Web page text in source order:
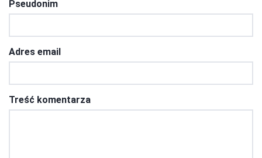
Pseudonim
Adres email
Treść komentarza